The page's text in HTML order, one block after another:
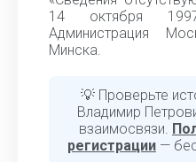
14 октября
Администрация
Минска.
💡 Проверьте
Владимир
взаимосвязи.
регистрации —